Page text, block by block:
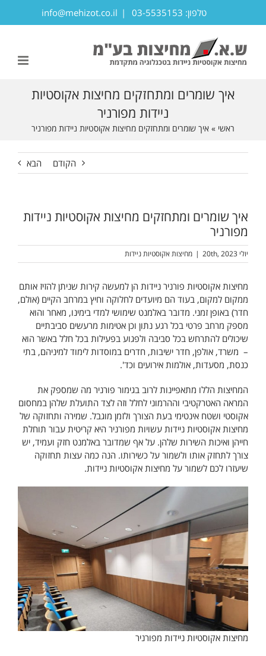
טלפון: 03-5535153 |
info@mehizot.co.il
איך שומרים ומתחזקים מחיצות אקוסטיות
ניידות מפורניר
ראשי » איך שומרים ומתחזקים מחיצות אקוסטיות ניידות מפורניר
הקודם הבא
איך שומרים ומתחזקים מחיצות אקוסטיות ניידות
מפורניר
יולי 20th, 2023 | מחיצות אקוסטיות ניידות
מחיצות אקוסטיות פורניר ניידות הן למעשה קירות שניתן להזיז אותם
ממקום למקום, בעוד הם מיועדים לחלוקה וחיץ במרחב הקיים (אולם,
חדר) באופן זמני. מדובר באלמנט שימושי למדי בימינו, מאחר והוא
מספק מרחב פרטי בכל רגע נתון וכן אטימות מרעשים סביבתיים
שיכולים להתרחש בכל סביבה ולפגוע בפעילות בכל חלל באשר הוא
– משרד, אולפן, חדר ישיבות, חדרים במוסדות לימוד למיניהם, בתי
כנסת, מסעדות, אולמות אירועים וכד'.
המחיצות הללו מתאפיינות לרוב בגימור פורניר מה שמספק את
המראה האטרקטיבי וההרמוני לחלל וזה לצד התועלת שלהן במחסום
אקוסטי ושטח אינטימי בעת הצורך ולזמן מוגבל. שמירה ותחזוקה של
מחיצות אקוסטיות ניידות עשויות מפורניר היא קריטית עבור תוחלת
חייהן ואיכות השירות שלהן. על אף שמדובר באלמנט חזק ועמיד, יש
צורך לתחזק אותו ולשמור על כשירותו. הנה כמה עצות תחזוקה
שיעזרו לכם לשמור על מחיצות אקוסטיות ניידות.
מחיצות אקוסטיות ניידות מפורניר
פתח סרגל נגישות